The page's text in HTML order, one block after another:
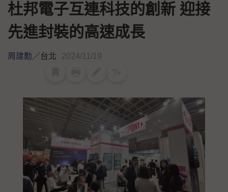
杜邦電子互連科技的創新 迎接
先進封裝的高速成長
周建勳／台北 2024/11/19